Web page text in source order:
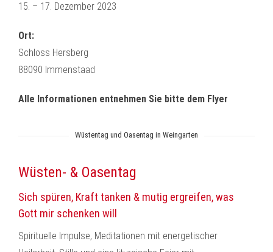
15. – 17. Dezember 2023
Ort:
Schloss Hersberg
88090 Immenstaad
Alle Informationen entnehmen Sie bitte dem Flyer
Wüstentag und Oasentag in Weingarten
Wüsten- & Oasentag
Sich spüren, Kraft tanken & mutig ergreifen, was
Gott mir schenken will
Spirituelle Impulse, Meditationen mit energetischer